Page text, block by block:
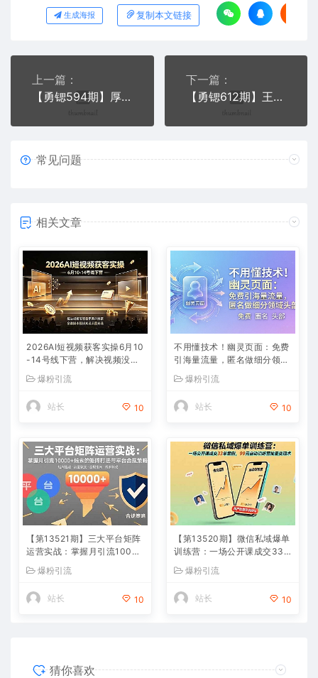
生成海报 复制本文链接
上一篇：
【勇锶594期】厚昌学院柯南信息流第8期，智能投放策略，获取更多精准流量（完结）
下一篇：
【勇锶612期】王通《爆粉秘笈》如何快速增加3000个精准粉丝（无水印）
常见问题
相关文章
2026AI短视频获客实操6月10
-14号线下营，解决视频没流
量无客户难题，全套脚本模板
实现流量变现
爆粉引流
站长 10
不用懂技术！幽灵页面：免费
引海量流量，匿名做细分领域
头部
爆粉引流
站长 10
【第13521期】三大平台矩阵
运营实战：掌握月引流10000
策略
爆粉引流
站长 10
【第13520期】微信私域爆单
训练营：一场公开课成交33
变现术
爆粉引流
站长 10
猜你喜欢